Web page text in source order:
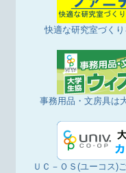
快適な研究室づく
事務用品・文房具は
ＵＣ－ＯＳ(ユーコス)